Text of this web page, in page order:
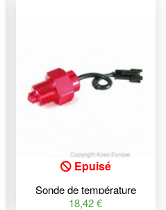
Epuisé
Sonde de température
M14xP1.5 - 150°C Koso
18,42 €